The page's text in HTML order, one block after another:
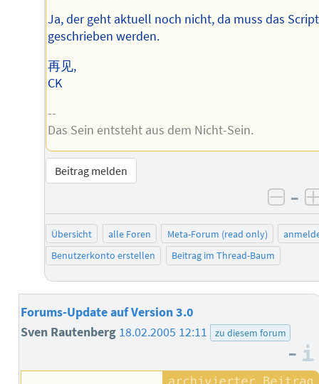
Ja, der geht aktuell noch nicht, da muss das
geschrieben werden.
再见,
CK
--
Das Sein entsteht aus dem Nicht-Sein.
Beitrag melden
–
Übersicht alle Foren Meta-Forum (read only)
Benutzerkonto erstellen
Beitrag im Thread-Baum
Forums-Update auf Version 3.0
Sven Rautenberg 18.02.2005 12:11 zu diesem forum
–